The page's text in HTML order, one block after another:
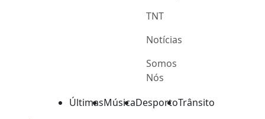
TNT
Notícias
Somos
Nós
ÚltimasMúsicaDesportoTrânsito